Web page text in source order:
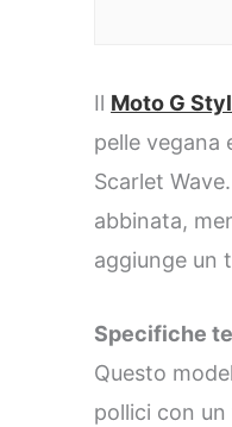
Il Moto G
pelle vegana
Scarlet
abbinata,
aggiunge un
Specifiche
Questo
pollici con